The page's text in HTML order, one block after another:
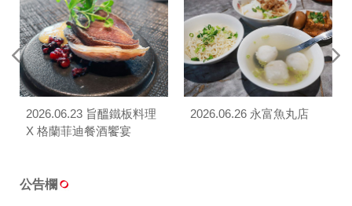
2026.06.23 旨醞鐵板料理
X 格蘭菲迪餐酒饗宴
2026.06.26 永富魚丸店
公告欄